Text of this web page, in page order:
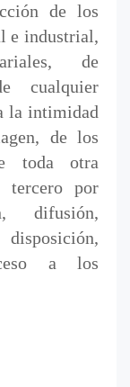
de los
e industrial,
de
cualquier
la intimidad
de los
toda otra
tercero por
difusión,
a los